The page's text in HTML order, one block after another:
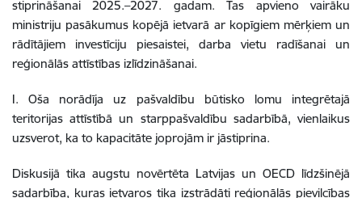
stiprināšanai 2025.–2027. gadam. Tas apvieno vairāku
ministriju pasākumus kopējā ietvarā ar kopīgiem mērķiem un
rādītājiem investīciju piesaistei, darba vietu radīšanai un
reģionālās attīstības izlīdzināšanai.
I. Oša norādīja uz pašvaldību būtisko lomu integrētajā
teritorijas attīstībā un starppašvaldību sadarbībā, vienlaikus
uzsverot, ka to kapacitāte joprojām ir jāstiprina.
Diskusijā tika augstu novērtēta Latvijas un OECD līdzšinējā
sadarbība, kuras ietvaros tika izstrādāti reģionālās pievilcības